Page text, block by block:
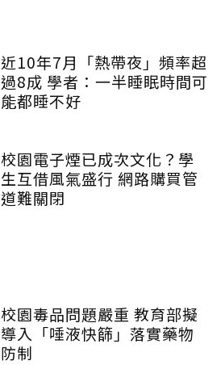
近10年7月「熱帶夜」頻率超
過8成 學者：一半睡眠時間可
能都睡不好
校園電子煙已成次文化？學
生互借風氣盛行 網路購買管
道難關閉
校園毒品問題嚴重 教育部擬
導入「唾液快篩」落實藥物
防制